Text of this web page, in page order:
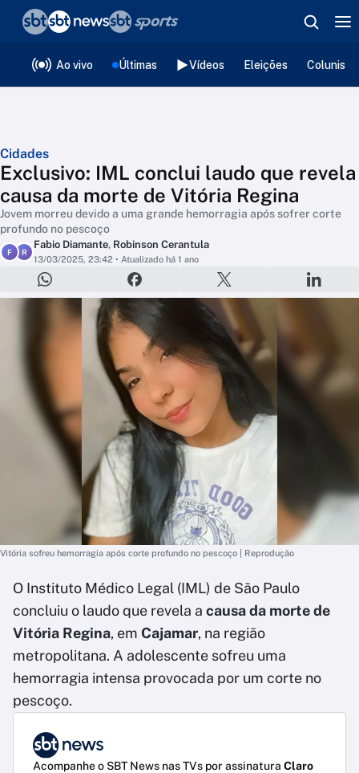
Ao vivo Últimas Vídeos Eleições
Cidades
Exclusivo: IML conclui laudo que revela
causa da morte de Vitória Regina
Jovem morreu devido a uma grande hemorragia após sofrer corte
profundo no pescoço
F R
Fabio Diamante, Robinson Cerantula
13/03/2025, 23:42 • Atualizado há 1 ano
Vitória sofreu hemorragia após corte profundo no pescoço | Reprodução
O Instituto Médico Legal (IML) de São Paulo
concluiu o laudo que revela a causa da morte de
Vitória Regina, em Cajamar, na região
metropolitana. A adolescente sofreu uma
hemorragia intensa provocada por um corte no
pescoço.
Acompanhe o SBT News nas TVs por assinatura Claro
❮voltar
Editorias